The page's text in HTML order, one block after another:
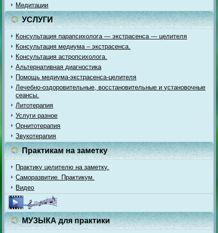
Медитации
УСЛУГИ
Консультация парапсихолога — экстрасенса — целителя
Консультация медиума – экстрасенса.
Консультация астропсихолога.
Альтернативная диагностика
Помощь медиума-экстрасенса-целителя
Лечебно-оздоровительные, восстановительные и установочные
сеансы.
Литотерапия
Услуги разное
Орнитотерапия
Звукотерапия
Практикам на заметку
Практику целителю на заметку.
Саморазвитие. Практикум.
Видео
МУЗЫКА для практики